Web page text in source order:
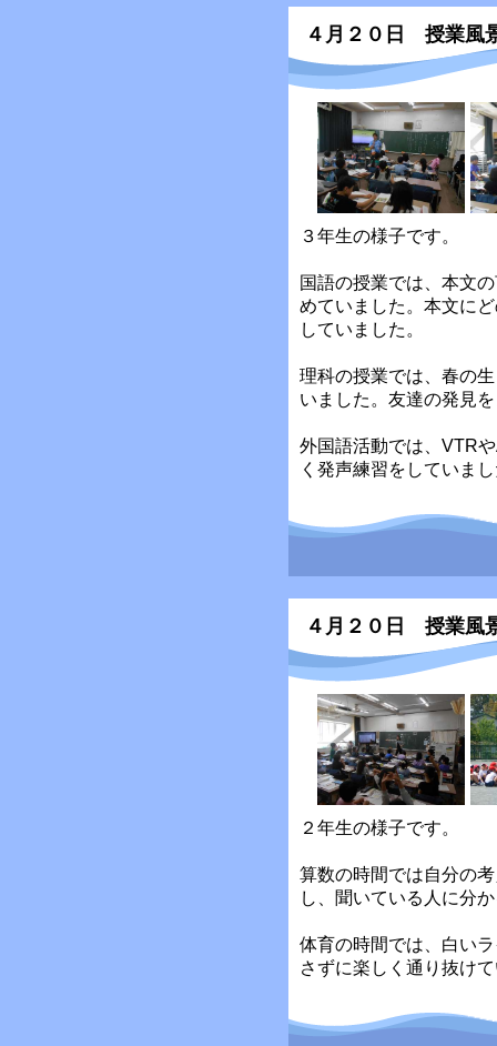
４月２０日 授業風
３年生の様子です。
国語の授業では、本文
めていました。本文に
していました。
理科の授業では、春の
いました。友達の発見
外国語活動では、VTR
く発声練習をしていま
４月２０日 授業風
２年生の様子です。
算数の時間では自分の
し、聞いている人に分
体育の時間では、白い
さずに楽しく通り抜け